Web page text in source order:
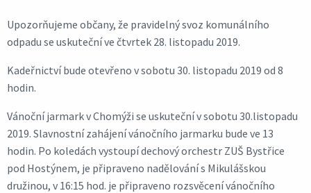
Upozorňujeme občany, že pravidelný svoz komunálního
odpadu se uskuteční ve čtvrtek 28. listopadu 2019.
Kadeřnictví bude otevřeno v sobotu 30. listopadu 2019 od 8
hodin.
Vánoční jarmark v Chomýži se uskuteční v sobotu 30.listopadu
2019. Slavnostní zahájení vánočního jarmarku bude ve 13
hodin. Po koledách vystoupí dechový orchestr ZUŠ Bystřice
pod Hostýnem, je připraveno nadělování s Mikulášskou
družinou, v 16:15 hod. je připraveno rozsvěcení vánočního